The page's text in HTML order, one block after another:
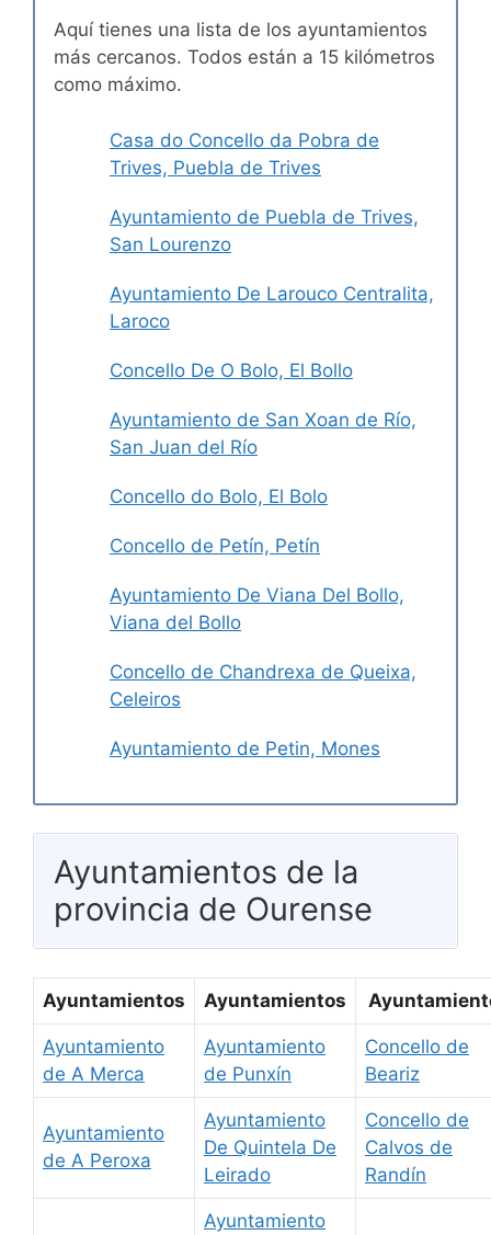
Aquí tienes una lista de los ayuntamientos
más cercanos. Todos están a 15 kilómetros
como máximo.
Casa do Concello da Pobra de
Trives, Puebla de Trives
Ayuntamiento de Puebla de Trives,
San Lourenzo
Ayuntamiento De Larouco Centralita,
Laroco
Concello De O Bolo, El Bollo
Ayuntamiento de San Xoan de Río,
San Juan del Río
Concello do Bolo, El Bolo
Concello de Petín, Petín
Ayuntamiento De Viana Del Bollo,
Viana del Bollo
Concello de Chandrexa de Queixa,
Celeiros
Ayuntamiento de Petin, Mones
Ayuntamientos de la
provincia de Ourense
Ayuntamientos Ayuntamientos
Ayuntamiento
de A Merca
Ayuntamiento
de Punxín
Concello de
Beariz
Ayuntamiento
de A Peroxa
Ayuntamiento
De Quintela De
Leirado
Concello de
Calvos de
Randín
Ayuntamiento